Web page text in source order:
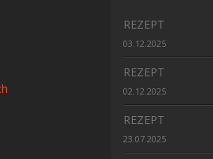
REZEPT
03.12.2025
REZEPT
02.12.2025
REZEPT
23.07.2025